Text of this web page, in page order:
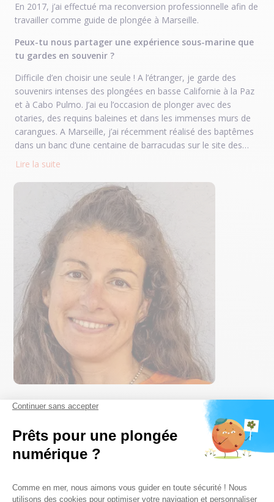
En 2017, j’ai effectué ma reconversion professionnelle afin de
travailler comme guide de plongée à Marseille.
Peux-tu nous partager une expérience sous-marine que
tu gardes en souvenir ?
Difficile d’en choisir une seule ! A l’étranger, je garde des
souvenirs intenses des plongées en basse Californie à la Paz
et à Cabo Pulmo. J’ai eu l’occasion de plonger avec des
otaries, des requins baleines et dans les immenses murs de
carangues. A Marseille, j’ai récemment réalisé des baptêmes
dans un banc d’une centaine de barracudas sur le site des
Moyades. Un moment magique !!!
Qu'est-ce que tu développes au sein du centre Dune à
Marseille ?
Je suis passionnée de photos de paysage et de photos sous-
marine. Je suis en charge de la réalisation des shootings
photo pour le site web de Dune et les réseaux sociaux. Je
rédige également les publications Facebook et Instagram.
Enfin, j’accompagne les stagiaires et les nouveaux guides
dans leur montée en compétence.
Peux-tu nous parler d'une activité que tu aimes encadrer
chez Dune ?
J’apprécie beaucoup d’assurer le suivi des plongeurs de leur
initiation jusqu’à des niveaux d’autonomie avancée, de leur
transmettre ma passion pour la plongée sous-marine. J’aime
encadrer les plongées d'exploration car je connais sur le bout
des doigts les spots de plongée de Marseille. C’est l’occasion
l’environnement, les espèces sous-marines rencontrées à
Quels sont pour toi les avantages à travailler chez Dune
à Marseille ?
valeurs du centre de plongée (préservation de
Lire la suite
SUR LE BLOG